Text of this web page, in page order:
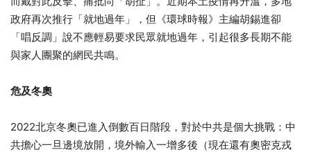
政府再次推行「就地過年」，但《環球時報》主編胡錫進卻
「唱反調」說不應輕易要求民眾就地過年，引起很多長期不能
與家人團聚的網民共鳴。
危及冬奧
2022北京冬奧已進入倒數百日階段，對於中共是個大挑戰：中
共擔心一旦邊境放開，境外輸入一增多後（現在還有奧密克戎